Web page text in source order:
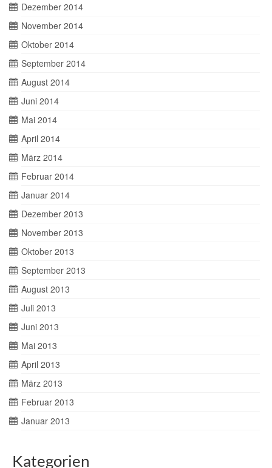
Dezember 2014
November 2014
Oktober 2014
September 2014
August 2014
Juni 2014
Mai 2014
April 2014
März 2014
Februar 2014
Januar 2014
Dezember 2013
November 2013
Oktober 2013
September 2013
August 2013
Juli 2013
Juni 2013
Mai 2013
April 2013
März 2013
Februar 2013
Januar 2013
Kategorien